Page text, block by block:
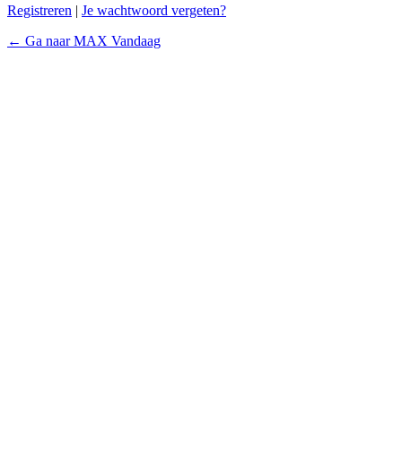
Registreren | Je wachtwoord vergeten?
← Ga naar MAX Vandaag